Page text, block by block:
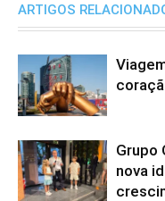
ARTIGOS
Grupo
nova